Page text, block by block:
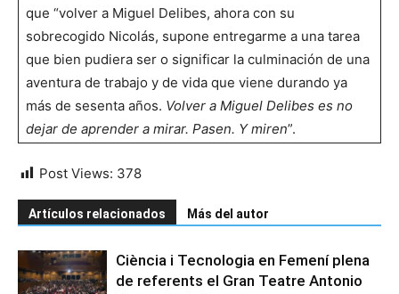
que “volver a Miguel Delibes, ahora con su
sobrecogido Nicolás, supone entregarme a una tarea
que bien pudiera ser o significar la culminación de una
aventura de trabajo y de vida que viene durando ya
más de sesenta años. Volver a Miguel Delibes es no
dejar de aprender a mirar. Pasen. Y miren”.
Post Views: 378
Artículos relacionados Más del autor
Ciència i Tecnologia en Femení plena
de referents el Gran Teatre Antonio